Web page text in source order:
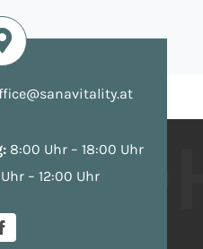
8:00 Uhr – 18:00 Uhr
– 12:00 Uhr